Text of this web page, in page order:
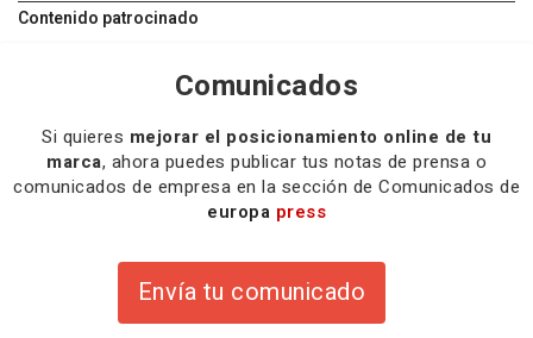
Contenido patrocinado
Comunicados
Si quieres mejorar el posicionamiento online de tu
marca, ahora puedes publicar tus notas de prensa o
comunicados de empresa en la sección de Comunicados de
europa press
Envía tu comunicado